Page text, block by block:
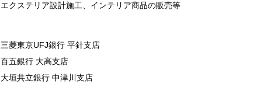
エクステリア設計施工、インテリア商品の販売等
三菱東京UFJ銀行 平針支店
百五銀行 大高支店
大垣共立銀行 中津川支店